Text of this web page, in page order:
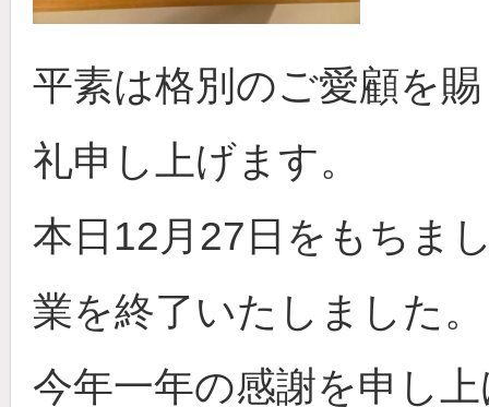
平素は格別のご愛顧を
礼申し上げます。
本日12月27日をもちま
業を終了いたしました。
今年一年の感謝を申し